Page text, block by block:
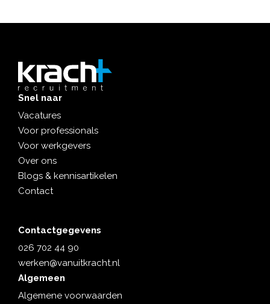
Snel naar
Vacatures
Voor professionals
Voor werkgevers
Over ons
Blogs & kennisartikelen
Contact
Contactgegevens
026 702 44 90
werken@vanuitkracht.nl
Algemeen
Algemene voorwaarden